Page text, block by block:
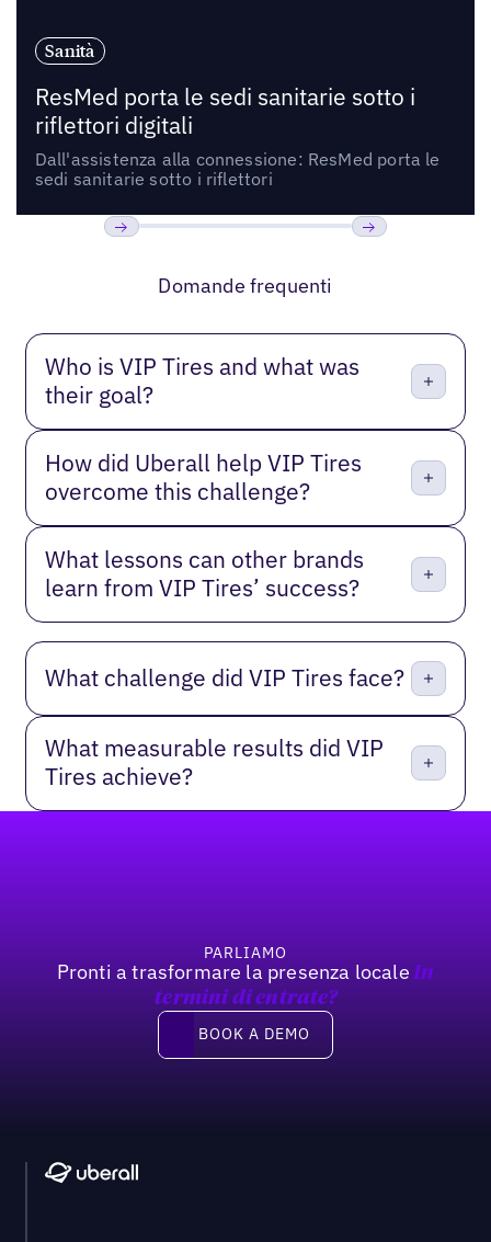
Sanità
ResMed porta le sedi sanitarie sotto i
riflettori digitali
Dall'assistenza alla connessione: ResMed porta le
sedi sanitarie sotto i riflettori
Domande frequenti
Who is VIP Tires and what was
their goal?
How did Uberall help VIP Tires
overcome this challenge?
What lessons can other brands
learn from VIP Tires’ success?
What challenge did VIP Tires face?
What measurable results did VIP
Tires achieve?
PARLIAMO
Pronti a trasformare la presenza locale In
termini di entrate?
Book a demo
BOOK A DEMO